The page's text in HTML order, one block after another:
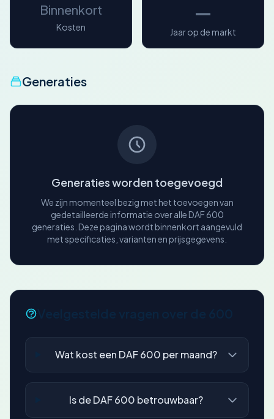
Binnenkort
Kosten
—
Jaar op de markt
Generaties
Generaties worden toegevoegd
We zijn momenteel bezig met het toevoegen van
gedetailleerde informatie over alle DAF 600
generaties. Deze pagina wordt binnenkort aangevuld
met specificaties, varianten en prijsgegevens.
Wat kost een DAF 600 per maand?
Is de DAF 600 betrouwbaar?